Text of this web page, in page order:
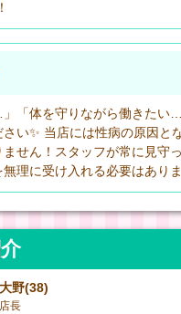
」「体を守りながら働きたい
い✨ 当店には性病の原因と
ません！スタッフが常に見守
理に受け入れる必要はあり
大野(38)
店長